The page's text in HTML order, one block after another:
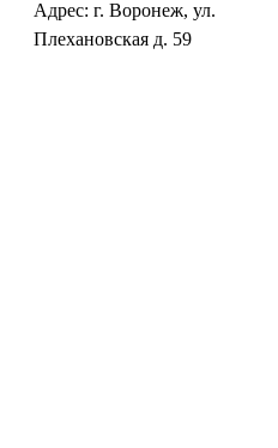
Адрес: г. Воронеж, ул.
Плехановская д. 59